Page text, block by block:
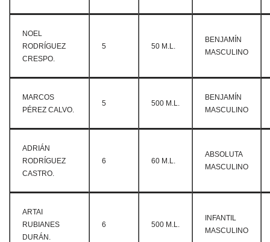
NOEL
RODRÍGUEZ
CRESPO.
5 50 M.L.
BENJAMÍN
MASCULINO
MARCOS
PÉREZ CALVO.
5 500 M.L.
BENJAMÍN
MASCULINO
ADRIÁN
RODRÍGUEZ
CASTRO.
6 60 M.L.
ABSOLUTA
MASCULINO
ARTAI
RUBIANES
DURÁN.
6 500 M.L.
INFANTIL
MASCULINO